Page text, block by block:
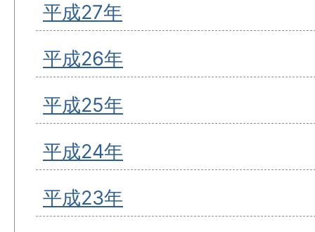
平成27年
平成26年
平成25年
平成24年
平成23年